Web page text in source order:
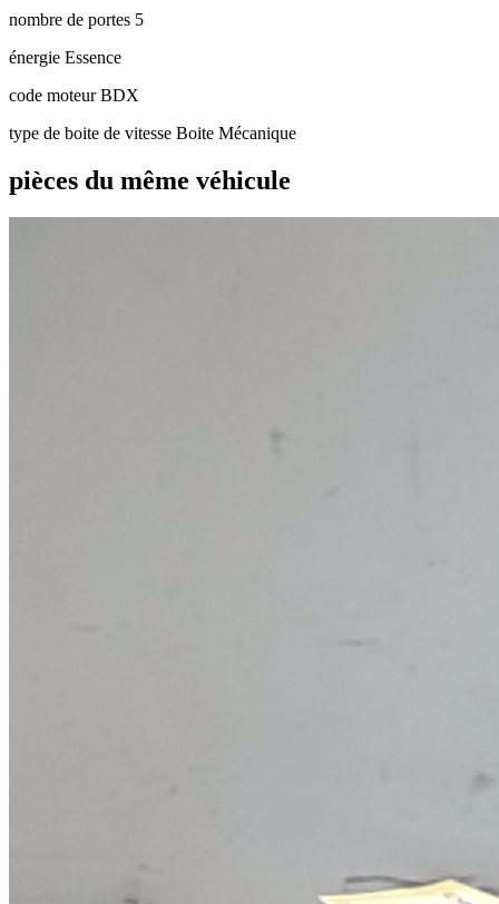
nombre de portes 5
énergie Essence
code moteurBDX
type de boite de vitesse Boite Mécanique
pièces du même véhicule